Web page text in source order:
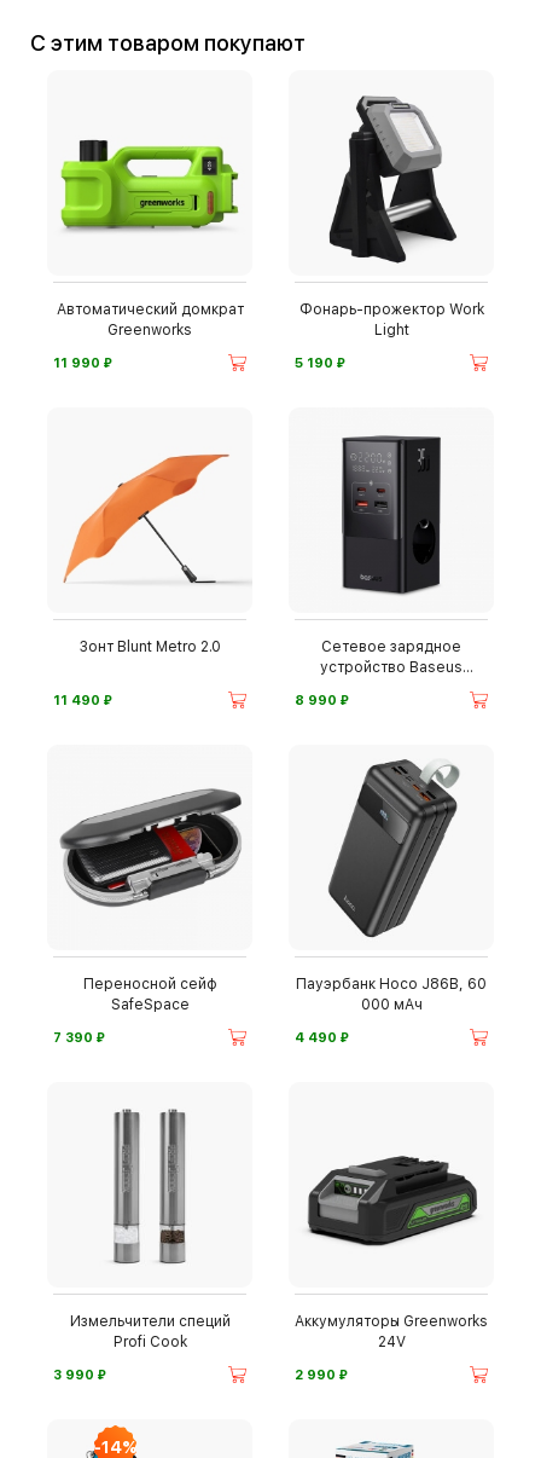
С этим товаром покупают
Автоматический домкрат
Greenworks
11 990 ⃏
Фонарь-прожектор Work
Light
5 190 ⃏
Зонт Blunt Metro 2.0
11 490 ⃏
Сетевое зарядное
устройство Baseus
8 990 ⃏
Переносной сейф
SafeSpace
7 390 ⃏
Пауэрбанк Hoco J86B, 60
000 мАч
4 490 ⃏
Измельчители специй
Profi Cook
3 990 ⃏
Аккумуляторы Greenworks
24V
2 990 ⃏
-14%